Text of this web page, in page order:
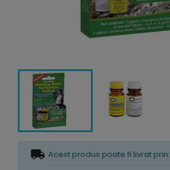
Acest produs poate fi livrat prin: